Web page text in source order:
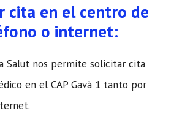
cita en el centro de
o internet:
Salut nos permite solicitar cita
en el CAP Gavà 1 tanto por